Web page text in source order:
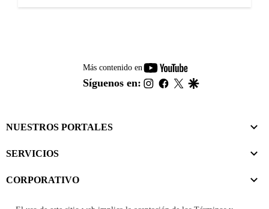
Más contenido en
youtube-
footer
Síguenos en: instagram
facebook
twitter
NUESTROS PORTALES
SERVICIOS
CORPORATIVO